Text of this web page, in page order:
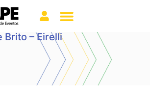
Brito – Eirelli